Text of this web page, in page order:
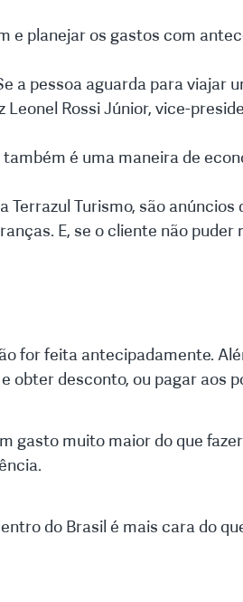
e planejar os gastos com
a pessoa aguarda para viajar
Leonel Rossi Júnior, vice-
é uma maneira de
Turismo, são
E, se o cliente não
for feita antecipadamente.
obter desconto, ou pagar aos
gasto muito maior do que
do Brasil é mais cara do